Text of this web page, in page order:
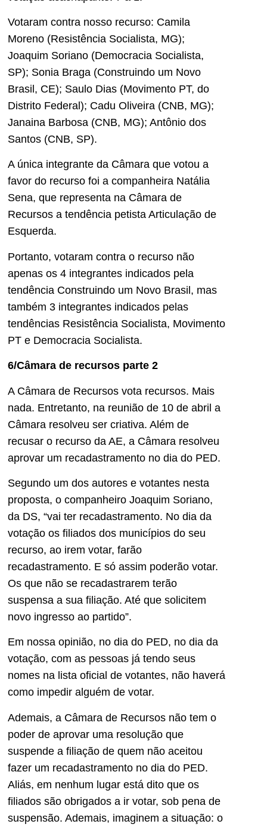
Votaram contra nosso recurso: Camila
Moreno (Resistência Socialista, MG);
Joaquim Soriano (Democracia Socialista,
SP); Sonia Braga (Construindo um Novo
Brasil, CE); Saulo Dias (Movimento PT, do
Distrito Federal); Cadu Oliveira (CNB, MG);
Janaina Barbosa (CNB, MG); Antônio dos
Santos (CNB, SP).
A única integrante da Câmara que votou a
favor do recurso foi a companheira Natália
Sena, que representa na Câmara de
Recursos a tendência petista Articulação de
Esquerda.
Portanto, votaram contra o recurso não
apenas os 4 integrantes indicados pela
tendência Construindo um Novo Brasil, mas
também 3 integrantes indicados pelas
tendências Resistência Socialista, Movimento
PT e Democracia Socialista.
6/Câmara de recursos parte 2
A Câmara de Recursos vota recursos. Mais
nada. Entretanto, na reunião de 10 de abril a
Câmara resolveu ser criativa. Além de
recusar o recurso da AE, a Câmara resolveu
aprovar um recadastramento no dia do PED.
Segundo um dos autores e votantes nesta
proposta, o companheiro Joaquim Soriano,
da DS, “vai ter recadastramento. No dia da
votação os filiados dos municípios do seu
recurso, ao irem votar, farão
recadastramento. E só assim poderão votar.
Os que não se recadastrarem terão
suspensa a sua filiação. Até que solicitem
novo ingresso ao partido”.
Em nossa opinião, no dia do PED, no dia da
votação, com as pessoas já tendo seus
nomes na lista oficial de votantes, não haverá
como impedir alguém de votar.
Ademais, a Câmara de Recursos não tem o
poder de aprovar uma resolução que
suspende a filiação de quem não aceitou
fazer um recadastramento no dia do PED.
Aliás, em nenhum lugar está dito que os
filiados são obrigados a ir votar, sob pena de
suspensão. Ademais, imaginem a situação: o